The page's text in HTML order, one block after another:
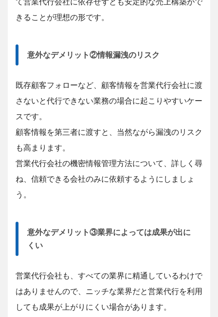
きることが理想の形です。
意外なデメリット②情報漏洩のリスク
既存顧客フォローなど、顧客情報を営業代行会社に渡
さないと代行できない業務の場合に起こりやすいケー
スです。
顧客情報を第三者に渡すと、当然ながら漏洩のリスク
も高まります。
営業代行会社の機密情報管理方法について、詳しく尋
ね、信頼できる会社のみに依頼するようにしましょ
う。
意外なデメリット③業界によっては成果が出に
くい
営業代行会社も、すべての業界に精通しているわけで
はありませんので、ニッチな業界だと営業代行を利用
しても成果が上がりにくい場合があります。